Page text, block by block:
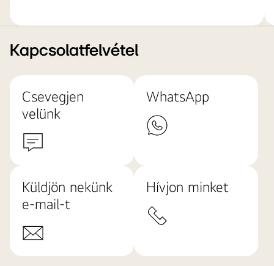
Kapcsolatfelvétel
Csevegjen
velünk
WhatsApp
Küldjön nekünk
e-mail-t
Hívjon minket